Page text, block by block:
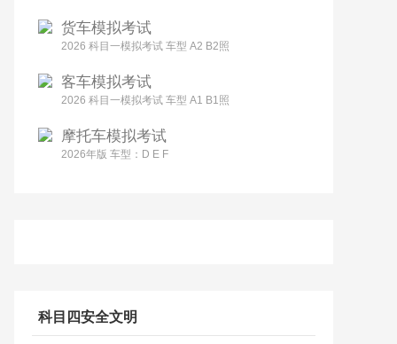
货车模拟考试
2026 科目一模拟考试 车型 A2 B2照
客车模拟考试
2026 科目一模拟考试 车型 A1 B1照
摩托车模拟考试
2026年版 车型：D E F
科目四安全文明